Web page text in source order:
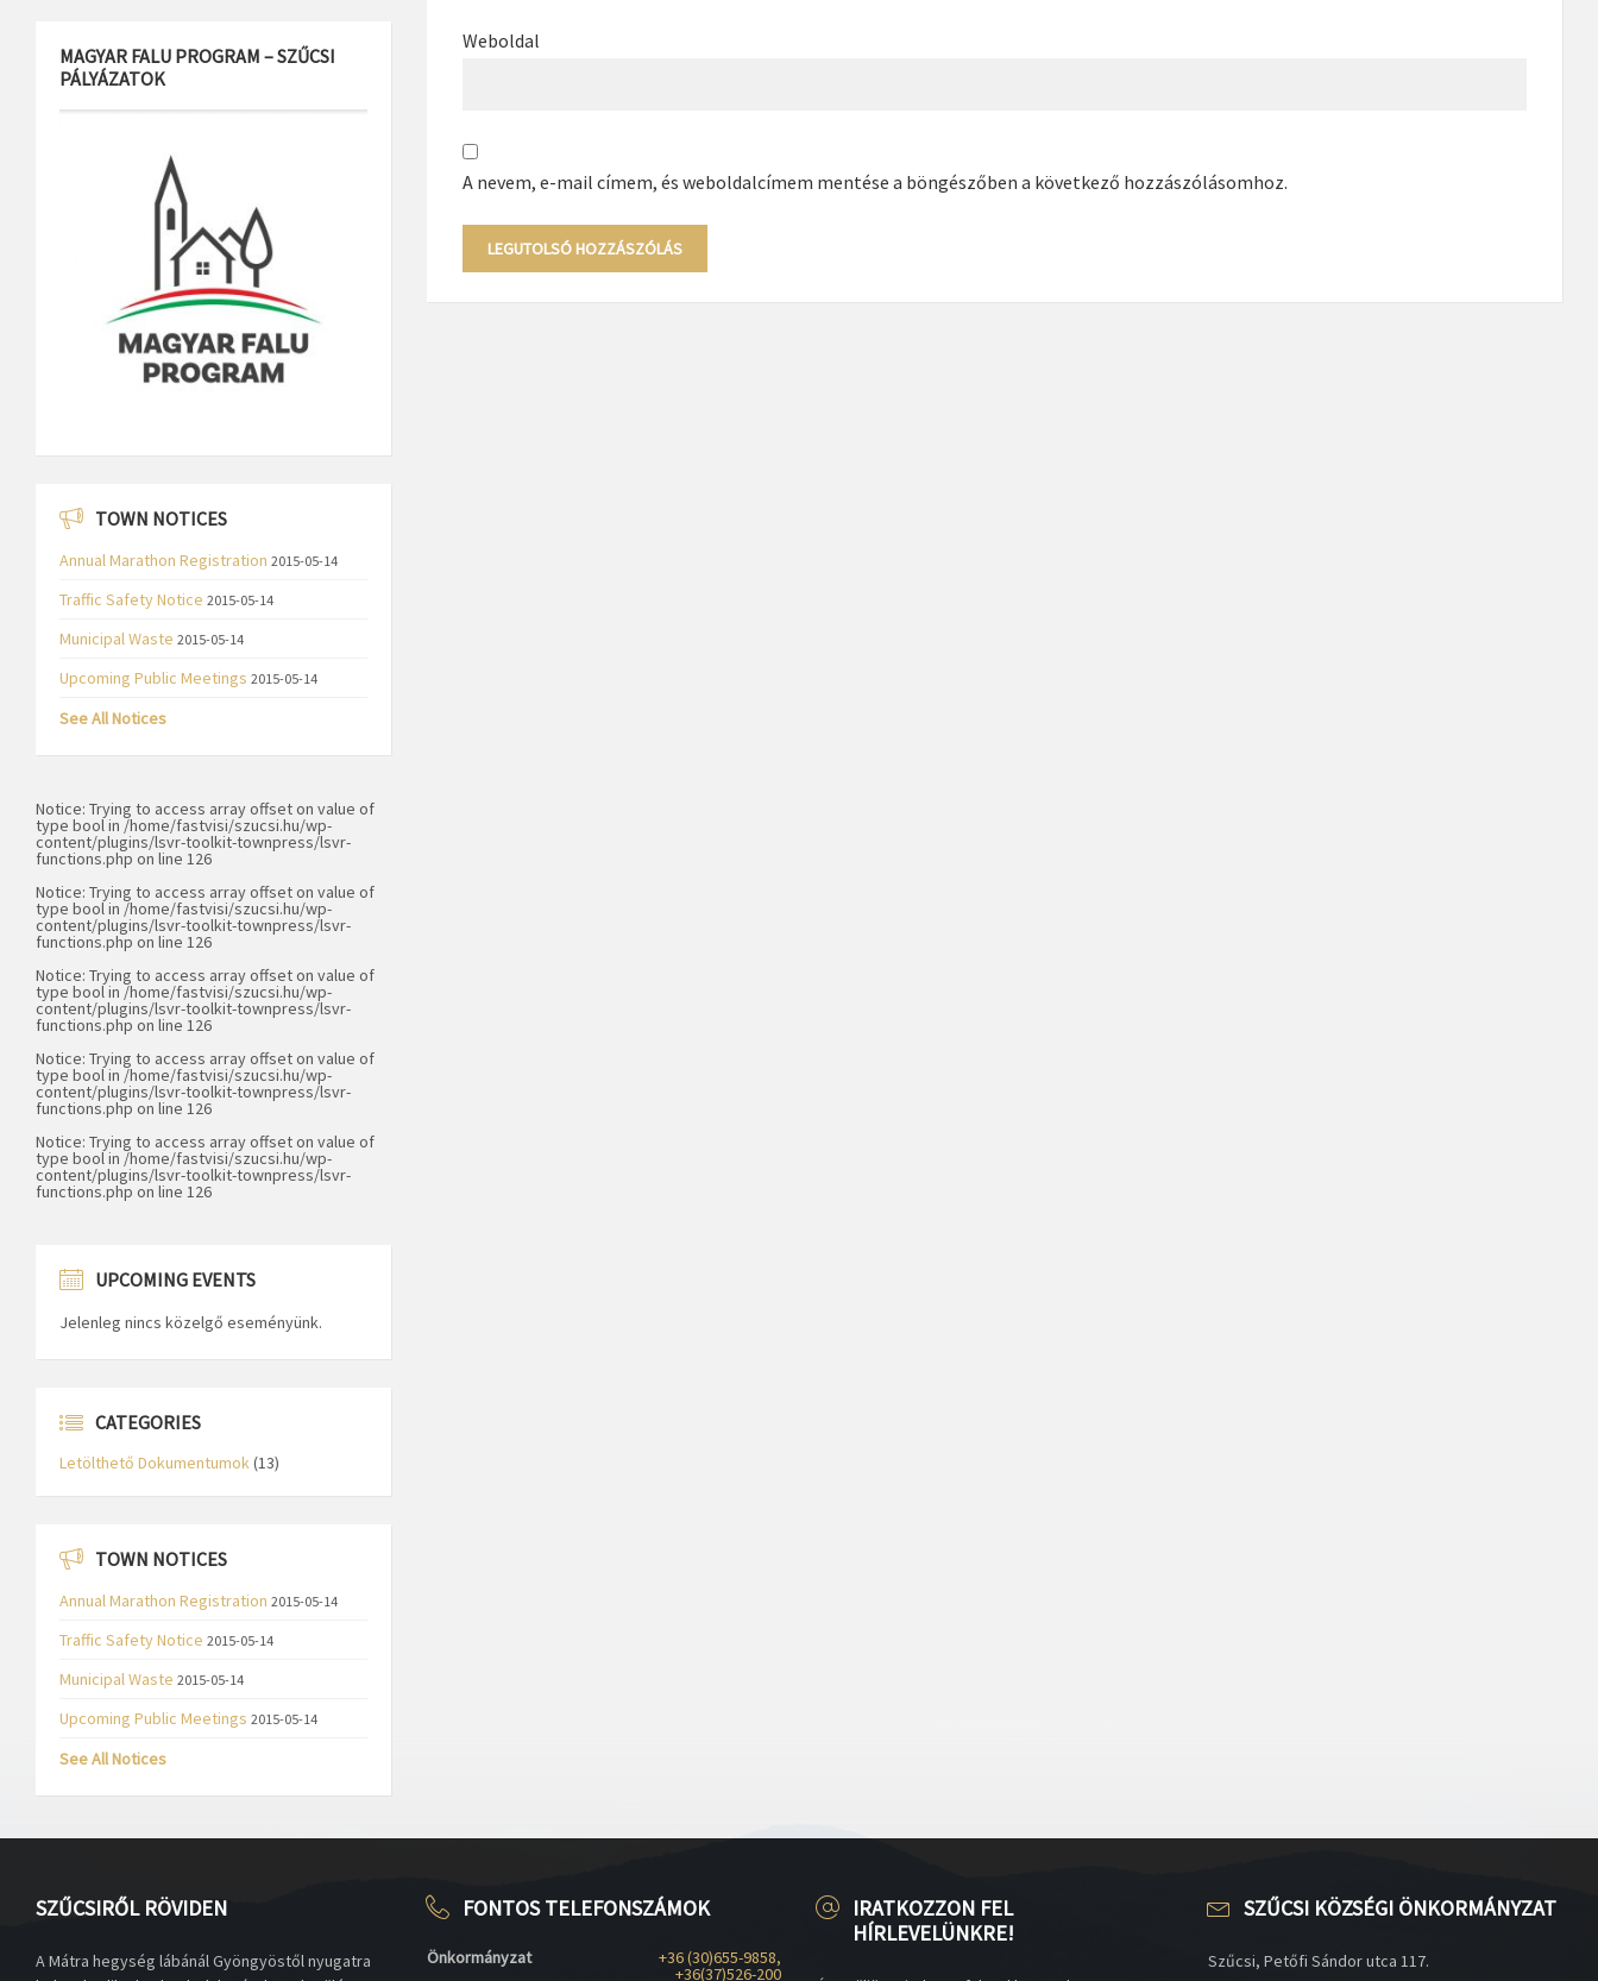
Weboldal
A nevem, e-mail címem, és weboldalcímem mentése a böngészőben a következő hozzászólásomhoz.
MAGYAR FALU PROGRAM – SZŰCSI
PÁLYÁZATOK
TOWN NOTICES
Annual Marathon Registration 2015-05-14
Traffic Safety Notice 2015-05-14
Municipal Waste 2015-05-14
Upcoming Public Meetings 2015-05-14
See All Notices
Notice: Trying to access array offset on value of
type bool in /home/fastvisi/szucsi.hu/wp-
content/plugins/lsvr-toolkit-townpress/lsvr-
functions.php on line 126
Notice: Trying to access array offset on value of
type bool in /home/fastvisi/szucsi.hu/wp-
content/plugins/lsvr-toolkit-townpress/lsvr-
functions.php on line 126
Notice: Trying to access array offset on value of
type bool in /home/fastvisi/szucsi.hu/wp-
content/plugins/lsvr-toolkit-townpress/lsvr-
functions.php on line 126
Notice: Trying to access array offset on value of
type bool in /home/fastvisi/szucsi.hu/wp-
content/plugins/lsvr-toolkit-townpress/lsvr-
functions.php on line 126
Notice: Trying to access array offset on value of
type bool in /home/fastvisi/szucsi.hu/wp-
content/plugins/lsvr-toolkit-townpress/lsvr-
functions.php on line 126
UPCOMING EVENTS
Jelenleg nincs közelgő eseményünk.
CATEGORIES
Letölthető Dokumentumok(13)
TOWN NOTICES
Annual Marathon Registration 2015-05-14
Traffic Safety Notice 2015-05-14
Municipal Waste 2015-05-14
Upcoming Public Meetings 2015-05-14
See All Notices
SZŰCSIRŐL RÖVIDEN
A Mátra hegység lábánál Gyöngyöstől nyugatra
FONTOS TELEFONSZÁMOK
Önkormányzat +36 (30)655-9858,
+36(37)526-200
IRATKOZZON FEL
HÍRLEVELÜNKRE!
SZŰCSI KÖZSÉGI ÖNKORMÁNYZAT
Szűcsi, Petőfi Sándor utca 117.